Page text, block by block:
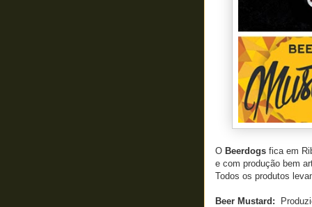
O Beerdogs fica em
e com produção bem
Todos os produtos
Beer Mustard: